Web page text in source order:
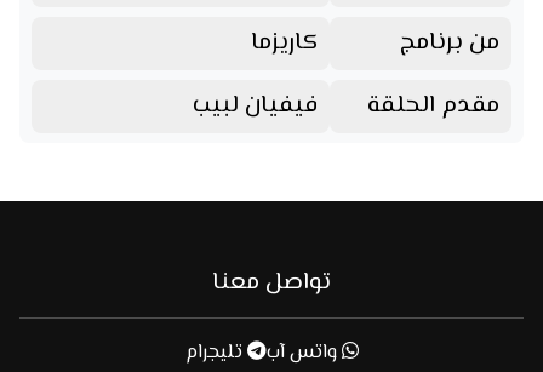
من برنامج
كاريزما
مقدم الحلقة
فيفيان لبيب
تواصل معنا
واتس آب تليجرام